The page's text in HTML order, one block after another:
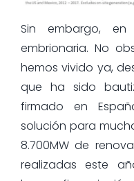
Sin embargo,
embrionaria. No
hemos vivido ya,
que ha sido
firmado en
solución para
8.700MW de
realizadas este